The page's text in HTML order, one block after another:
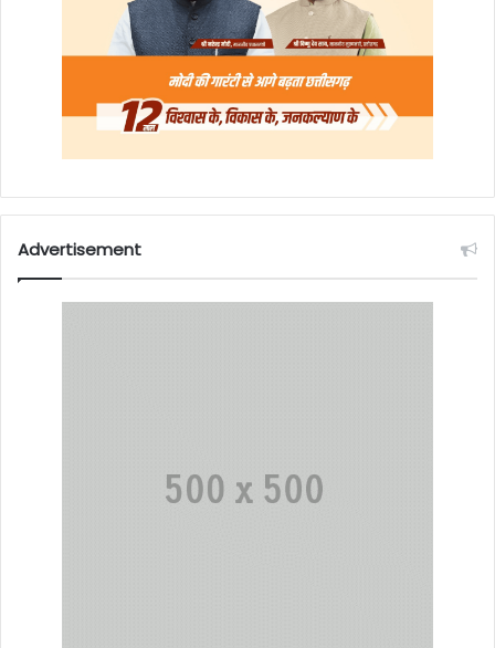
Advertisement